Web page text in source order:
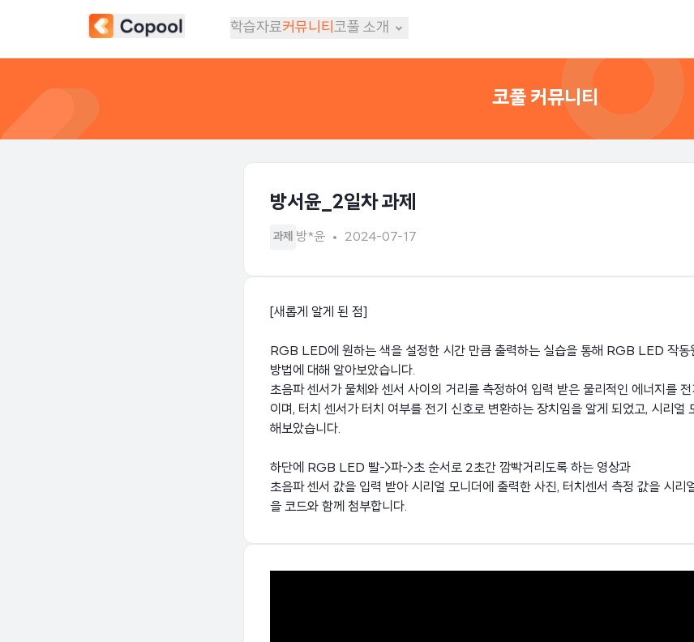
학습자료커뮤니티 코풀 소개
코풀 커뮤니티
방서윤_2일차 과제
과제 방*윤 2024-07-17
[새롭게 알게 된 점]
RGB LED에 원하는 색을 설정한 시간 만큼 출력하는 실습을 통해 RGB LED 작동
방법에 대해 알아보았습니다.
초음파 센서가 물체와 센서 사이의 거리를 측정하여 입력 받은 물리적인 에너지를 전
이며, 터치 센서가 터치 여부를 전기 신호로 변환하는 장치임을 알게 되었고, 시리얼
해보았습니다.
하단에 RGB LED 빨->파->초 순서로 2초간 깜빡거리도록 하는 영상과
초음파 센서 값을 입력 받아 시리얼 모니더에 출력한 사진, 터치센서 측정 값을 시리
을 코드와 함께 첨부합니다.